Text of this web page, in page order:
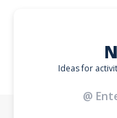
Ideas for